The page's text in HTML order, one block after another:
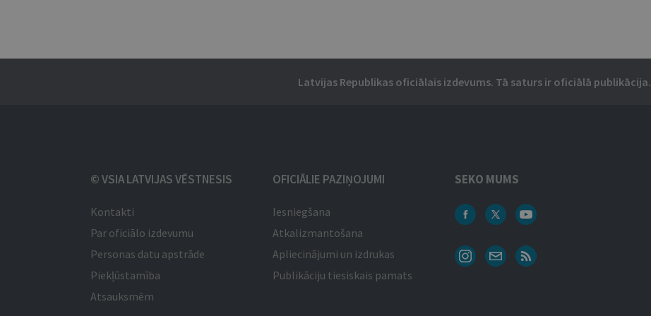
Latvijas Republikas oficiālais izdevums. Tā saturs ir oficiālā publikācija.
© VSIA LATVIJAS VĒSTNESIS
Kontakti
Par oficiālo izdevumu
Personas datu apstrāde
Piekļūstamība
Atsauksmēm
OFICIĀLIE PAZIŅOJUMI
Iesniegšana
Atkalizmantošana
Apliecinājumi un izdrukas
Publikāciju tiesiskais pamats
SEKO MUMS